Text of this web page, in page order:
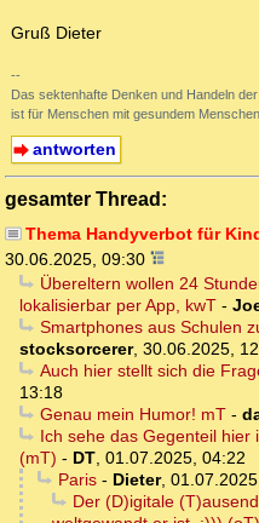
Gruß Dieter
--
Das sektenhafte Denken und Handeln
ist für Menschen mit gesundem
antworten
gesamter Thread:
Thema Handyverbot für
30.06.2025, 09:30
Übereltern wollen 24
lokalisierbar per App, kwT -
Smartphones aus Schulen
stocksorcerer, 30.06.2025,
Auch hier stellt sich die
13:18
Genau mein Humor! mT-
Ich sehe das Gegenteil hier
(mT) - DT, 01.07.2025, 04:22
Paris- Dieter,
Der (D)igitale